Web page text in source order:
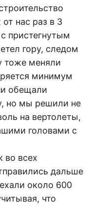
нас раз в 3
пристегнутым
гору, следом
тоже меняли
минимум
обещали
но мы решили не
на вертолеты,
головами с
во всех
дальше
около 600
что